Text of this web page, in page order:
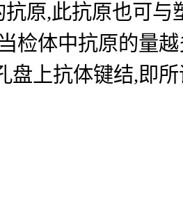
抗原,此抗原也可
检体中抗原的量
盘上抗体键结,即